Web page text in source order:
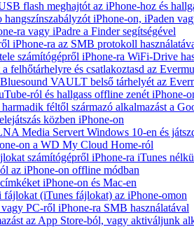
flash meghajtót az iPhone-hoz és
iPhone-on, iPaden
ra vagy iPadre a Finder segítségével
iPhone-ra az SMB protokoll
számítógépről iPhone-ra WiFi-Drive
felhőtárhelyre és csatlakoztasd az
VAULT belső tárhelyét az
ról és hallgass offline zenét iPhone-
féltől származó alkalmazást a
közben iPhone-on
Media Servert Windows 10-en és
on a WD My Cloud Home-ról
számítógépről iPhone-ra iTunes
az iPhone-on offline módban
iPhone-on és Mac-en
fájlokat (iTunes fájlokat) az iPhone-omon
PC-ről iPhone-ra SMB használatával
az App Store-ból, vagy aktiváljunk